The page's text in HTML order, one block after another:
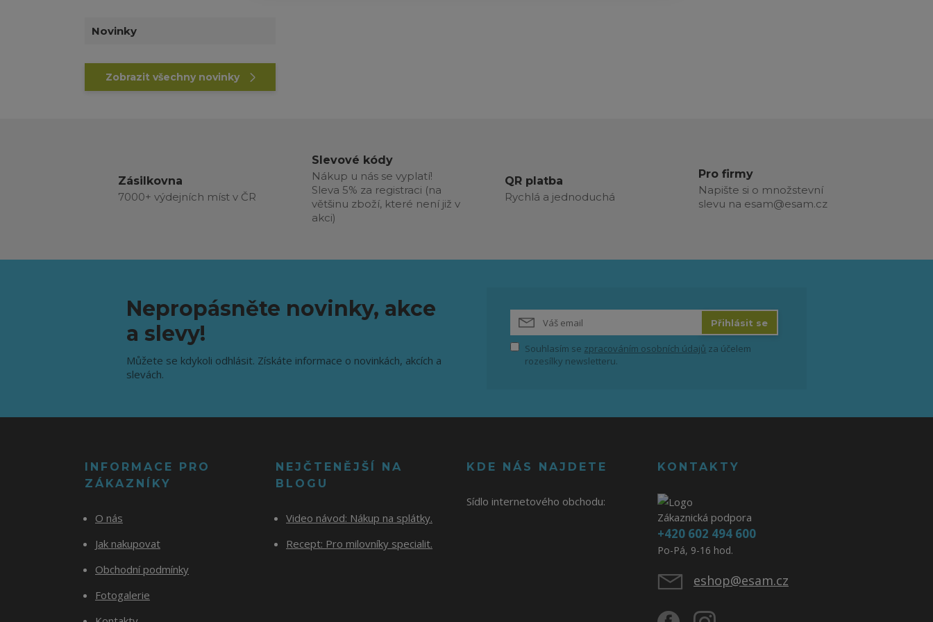
Novinky
Zobrazit všechny novinky
Zásilkovna
7000+ výdejních míst v ČR
Slevové kódy
Nákup u nás se vyplatí!
Sleva 5% za registraci (na
většinu zboží, které není již v
akci)
QR platba
Rychlá a jednoduchá
Pro firmy
Napište si o množstevní
slevu na esam@esam.cz
Nepropásněte novinky, akce
a slevy!
Můžete se kdykoli odhlásit. Získáte informace o novinkách, akcích a
slevách.
Přihlásit se
Souhlasím se zpracováním osobních údajů za účelem
rozesílky newsletteru.
INFORMACE PRO
ZÁKAZNÍKY
O nás
Jak nakupovat
Obchodní podmínky
Fotogalerie
NEJČTENĚJŠÍ NA
BLOGU
Video návod: Nákup na splátky.
Recept: Pro milovníky specialit.
KDE NÁS NAJDETE
Sídlo internetového obchodu:
KONTAKTY
Zákaznická podpora
+420 602 494 600
Po-Pá, 9-16 hod.
eshop@esam.cz